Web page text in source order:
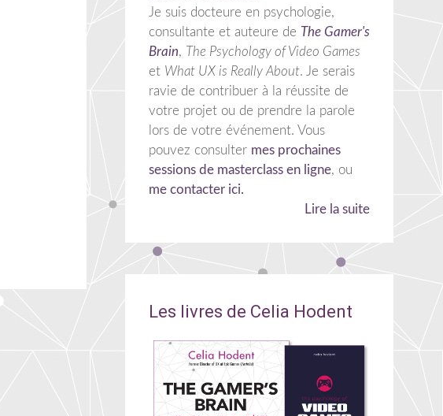
Je suis docteure en psychologie,
consultante et auteure de The Gamer's
Brain, The Psychology of Video Games
et What UX is Really About. Je serais
ravie de contribuer à la réussite de
votre projet ou de prendre la parole
lors de votre événement. Vous
pouvez consulter mes prochaines
sessions de masterclass en ligne, ou
me contacter ici.
Lire la suite
Les livres de Celia Hodent